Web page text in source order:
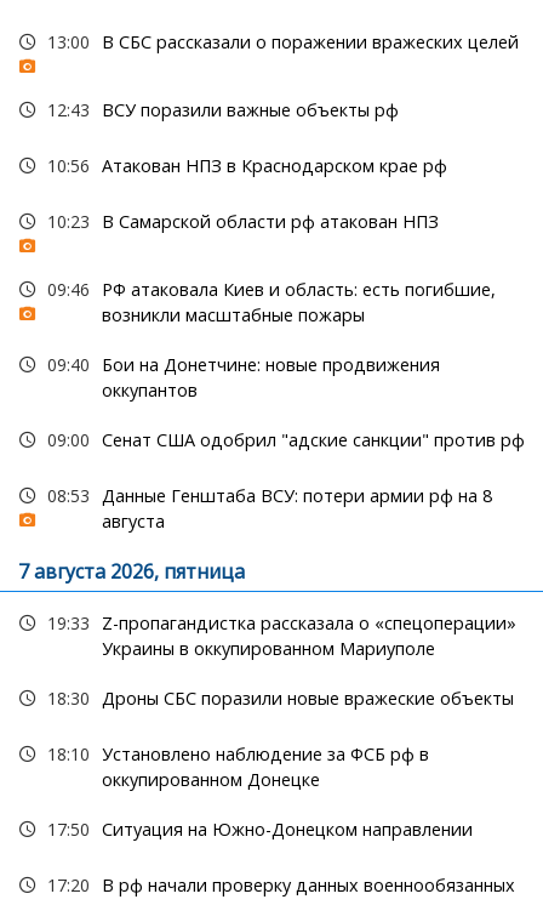
13:00 В СБС рассказали о поражении вражеских целей
12:43 ВСУ поразили важные объекты рф
10:56 Атакован НПЗ в Краснодарском крае рф
10:23 В Самарской области рф атакован НПЗ
09:46
РФ атаковала Киев и область: есть погибшие,
возникли масштабные пожары
09:40
Бои на Донетчине: новые продвижения
оккупантов
09:00 Сенат США одобрил "адские санкции" против рф
08:53 Данные Генштаба ВСУ: потери армии рф на 8
августа
7 августа 2026, пятница
19:33
Z-пропагандистка рассказала о «спецоперации»
Украины в оккупированном Мариуполе
18:30 Дроны СБС поразили новые вражеские объекты
18:10 Установлено наблюдение за ФСБ рф в
оккупированном Донецке
17:50 Ситуация на Южно-Донецком направлении
17:20 В рф начали проверку данных военнообязанных